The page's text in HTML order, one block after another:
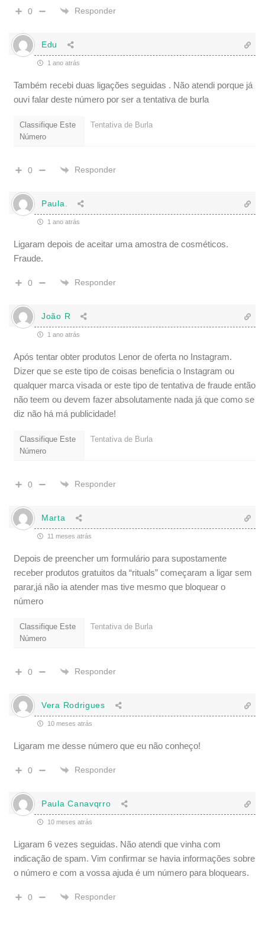
0 Responder
Edu
1 ano atrás
Também recebi duas ligações seguidas . Não atendi porque já
ouvi falar deste número por ser a tentativa de burla
Classifique Este
Número
Tentativa de Burla
0 Responder
Paula.
1 ano atrás
Ligaram depois de aceitar uma amostra de cosméticos.
Fraude.
0 Responder
João R
1 ano atrás
Após tentar obter produtos Lenor de oferta no Instagram.
Dizer que se este tipo de coisas beneficia o Instagram ou
qualquer marca visada or este tipo de tentativa de fraude então
não teem ou devem fazer absolutamente nada já que como se
diz não há má publicidade!
Classifique Este
Número
Tentativa de Burla
0 Responder
Marta
11 meses atrás
Depois de preencher um formulário para supostamente
receber produtos gratuitos da “rituals” começaram a ligar sem
parar,já não ia atender mas tive mesmo que bloquear o
número
Classifique Este
Número
Tentativa de Burla
0 Responder
Vera Rodrigues
10 meses atrás
Ligaram me desse número que eu não conheço!
0 Responder
Paula Canavqrro
10 meses atrás
Ligaram 6 vezes seguidas. Não atendi que vinha com
indicação de spam. Vim confirmar se havia informações sobre
o número e com a vossa ajuda é um número para bloquears.
0 Responder